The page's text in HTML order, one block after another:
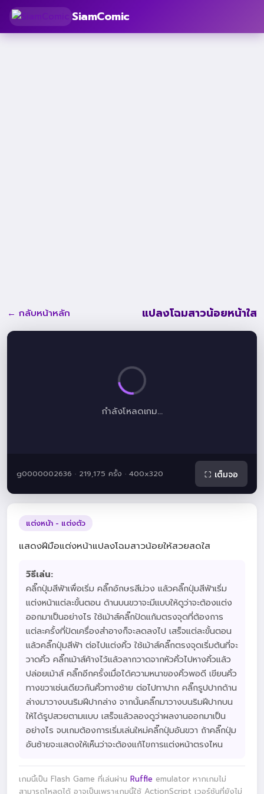
SiamComic
← กลับหน้าหลัก แปลงโฉมสาวน้อยหน้าใส
กำลังโหลดเกม...
g0000002636 · 219,175 ครั้ง · 400x320 ⛶ เต็มจอ
แต่งหน้า - แต่งตัว
แสดงฝีมือแต่งหน้าแปลงโฉมสาวน้อยให้สวยสดใส
วิธีเล่น:
คลิ๊กปุ่มสีฟ้าเพื่อเริ่ม คลิ๊กอักษรสีม่วง แล้วคลิ๊กปุ่มสีฟ้าเริ่ม
แต่งหน้าแต่ละขั้นตอน ด้านบนขวาจะมีแบบให้ดูว่าจะต้องแต่ง
ออกมาเป็นอย่างไร ใช้เม้าส์คลิ๊กปัดแก้มตรงจุดที่ต้องการ
แต่ละครั้งที่ปัดเครื่องสำอางก็จะลดลงไป เสร็จแต่ละขั้นตอน
แล้วคลิ๊กปุ่มสีฟ้า ต่อไปแต่งคิ้ว ใช้เม้าส์คลิ๊กตรงจุดเริ่มต้นที่จะ
วาดคิ้ว คลิ๊กเม้าส์ค้างไว้แล้วลากวาดจากหัวคิ้วไปหางคิ้วแล้ว
ปล่อยเม้าส์ คลิ๊กอีกครั้งเมื่อได้ความหนาของคิ้วพอดี เขียนคิ้ว
ทางขวาเช่นเดียวกันคิ้วทางซ้าย ต่อไปทาปาก คลิ๊กรูปปากด้าน
ล่างมาวางบนริมฝีปากล่าง จากนั้นคลิ๊กมาวางบนริมฝีปากบน
ให้ได้รูปสวยตามแบบ เสร็จแล้วลองดูว่าผลงานออกมาเป็น
อย่างไร จบเกมต้องการเริ่มเล่นใหม่คลิ๊กปุ่มอันขวา ถ้าคลิ๊กปุ่ม
อันซ้ายจะแสดงให้เห็นว่าจะต้องแก้ไขการแต่งหน้าตรงไหน
เกมนี้เป็น Flash Game ที่เล่นผ่าน Ruffle emulator หากเกมไม่
สามารถโหลดได้ อาจเป็นเพราะเกมนี้ใช้ ActionScript เวอร์ชันที่ยังไม่